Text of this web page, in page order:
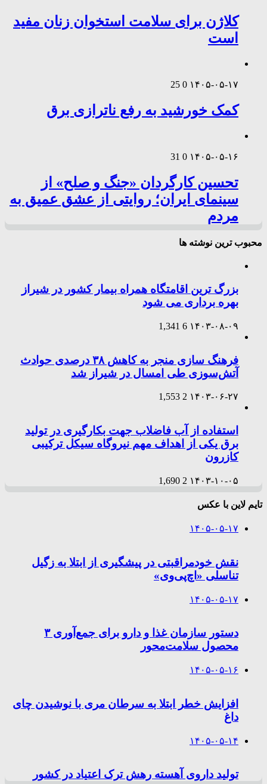
کلاژن برای سلامت استخوان زنان مفید
است
۱۴۰۵-۰۵-۱۷ 0
25
کمک خورشید به رفع ناترازی برق
۱۴۰۵-۰۵-۱۶ 0
31
تحسین کارگردان «جنگ و صلح» از
سینمای ایران؛ روایتی از عشق عمیق به
مردم
محبوب ترین نوشته ها
بزرگ ترین اقامتگاه همراه بیمار کشور در شیراز
بهره برداری می شود
۱۴۰۳-۰۸-۰۹ 6
1,341
فرهنگ سازی منجر به کاهش ۳۸ درصدی حوادث
آتش‌سوزی طی امسال در شیراز شد
۱۴۰۳-۰۶-۲۷ 2
1,553
استفاده از آب فاضلاب جهت بکارگیری در تولید
برق یکی از اهداف مهم نیروگاه سیکل ترکیبی
کازرون
۱۴۰۳-۱۰-۰۵ 2
1,690
تایم لاین با عکس
۱۴۰۵-۰۵-۱۷
نقش خودمراقبتی در پیشگیری از ابتلا به زگیل
تناسلی «اچ‌پی‌وی»
۱۴۰۵-۰۵-۱۷
دستور سازمان غذا و دارو برای جمع‌آوری ۳
محصول سلامت‌محور
۱۴۰۵-۰۵-۱۶
افزایش خطر ابتلا به سرطان مری با نوشیدن چای
داغ
۱۴۰۵-۰۵-۱۴
تولید داروی آهسته رهش ترک اعتیاد در کشور